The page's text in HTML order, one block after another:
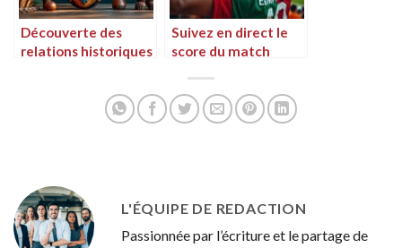
Découverte des
relations historiques
Suivez en direct le
score du match
L'ÉQUIPE DE REDACTION
Passionnée par l’écriture et le partage de